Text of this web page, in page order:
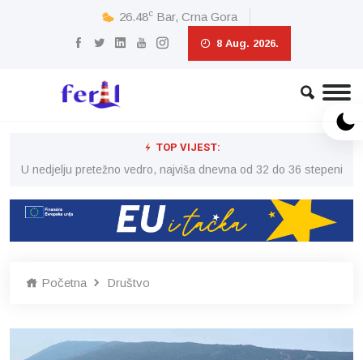
26.48c Bar, Crna Gora
8 Aug. 2026.
TOP VIJEST:
U nedjelju pretežno vedro, najviša dnevna od 32 do 36 stepeni
Početna Društvo